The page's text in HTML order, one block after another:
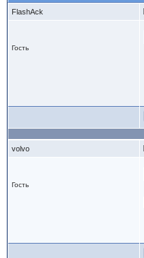
FlashAck
Гость
volvo
Гость